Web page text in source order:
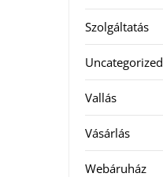
Szolgáltatás
Uncategorized
Vallás
Vásárlás
Webáruház